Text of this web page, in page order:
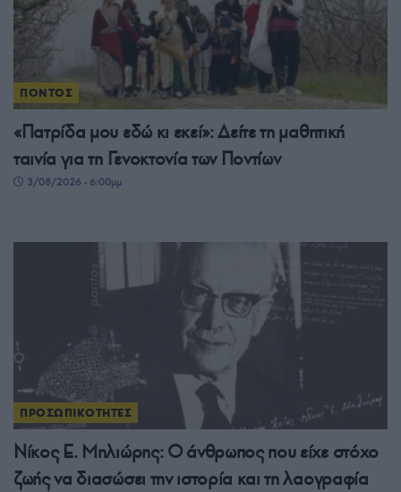
ΠΟΝΤΟΣ
«Πατρίδα μου εδώ κι εκεί»: Δείτε τη μαθητική
ταινία για τη Γενοκτονία των Ποντίων
3/08/2026 - 6:00μμ
ΠΡΟΣΩΠΙΚΟΤΗΤΕΣ
Νίκος Ε. Μηλιώρης: Ο άνθρωπος που είχε στόχο
ζωής να διασώσει την ιστορία και τη λαογραφία